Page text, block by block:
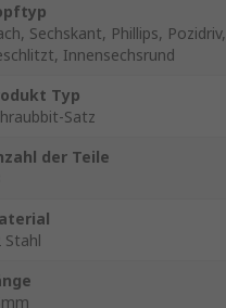
Sechskant, Phillips, Pozidriv,
Innensechsrund
Typ
Satz
der Teile
Stahl